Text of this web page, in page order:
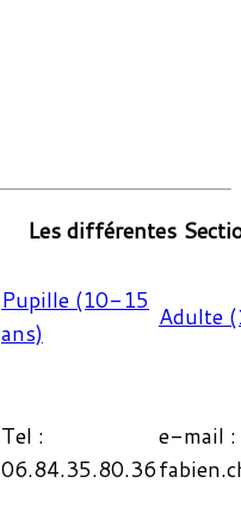
Les différentes
Pupille (10-15
ans)
Adulte
Tel :
06.84.35.80.36
e-mail :